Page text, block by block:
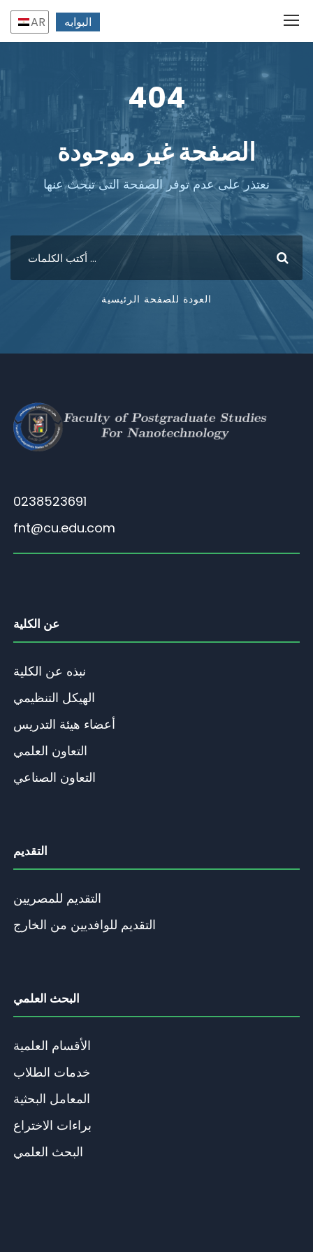
AR البوابه
404
الصفحة غير موجودة
نعتذر على عدم توفر الصفحة التى تبحث عنها
العودة للصفحة الرئيسية
0238523691
fnt@cu.edu.com
عن الكلية
نبذه عن الكلية
الهيكل التنظيمي
أعضاء هيئة التدريس
التعاون العلمي
التعاون الصناعي
التقديم
التقديم للمصريين
التقديم للوافديين من الخارج
البحث العلمي
الأقسام العلمية
خدمات الطلاب
المعامل البحثية
براءات الاختراع
البحث العلمي